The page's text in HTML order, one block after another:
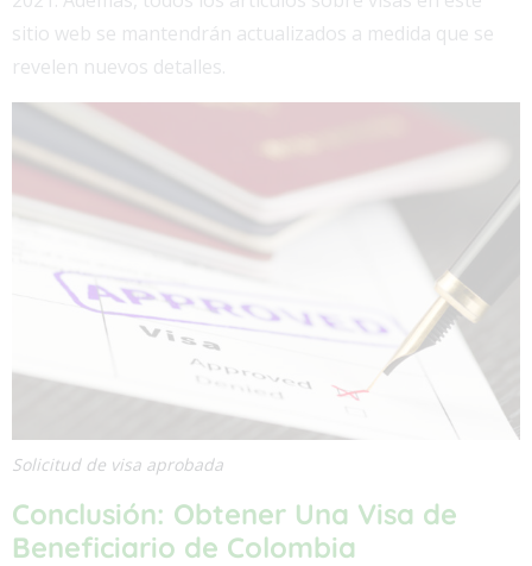
sitio web se mantendrán actualizados a medida que se
revelen nuevos detalles.
Solicitud de visa aprobada
Conclusión: Obtener Una Visa de
Beneficiario de Colombia